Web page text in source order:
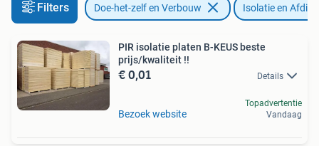
Filters Doe-het-zelf en Verbouw Isolatie en
PIR isolatie platen B-KEUS beste
prijs/kwaliteit !!
€ 0,01 Details
Bezoek website
Topadvertentie
Vandaag